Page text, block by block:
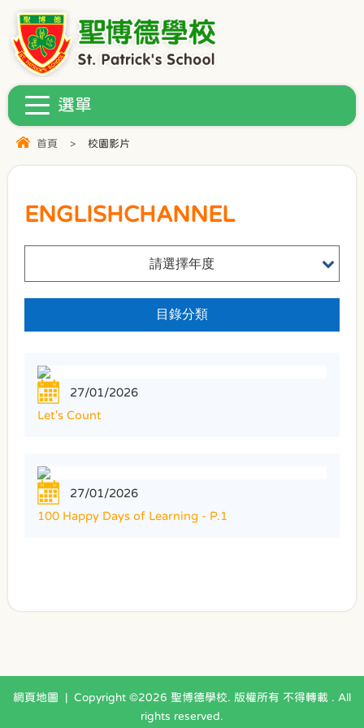
首頁 > 校園影片
ENGLISHCHANNEL
請選擇年度
目錄分類
27/01/2026
Let's Count
27/01/2026
100 Happy Days of Learning - P.1
網頁地圖 | Copyright ©2026 聖博德學校. 版權所有 不得轉載 . All
rights reserved.